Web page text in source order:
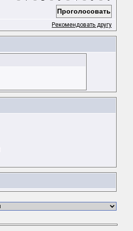
Рекомендовать другу